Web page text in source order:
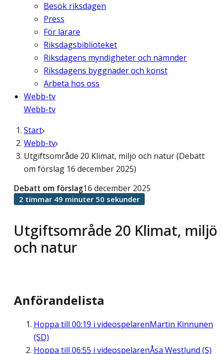
Besök riksdagen
Press
För lärare
Riksdagsbiblioteket
Riksdagens myndigheter och nämnder
Riksdagens byggnader och konst
Arbeta hos oss
Webb-tv
Webb-tv
Start
Webb-tv
Utgiftsområde 20 Klimat, miljö och natur (Debatt
om förslag 16 december 2025)
Utgiftsområde 20 Klimat, miljö
och natur
Debatt om förslag16 december 2025
2 timmar 49 minuter 50 sekunder
Anförandelista
Hoppa till 00:19 i videospelarenMartin Kinnunen
(SD)
Hoppa till 06:55 i videospelarenÅsa Westlund (S)